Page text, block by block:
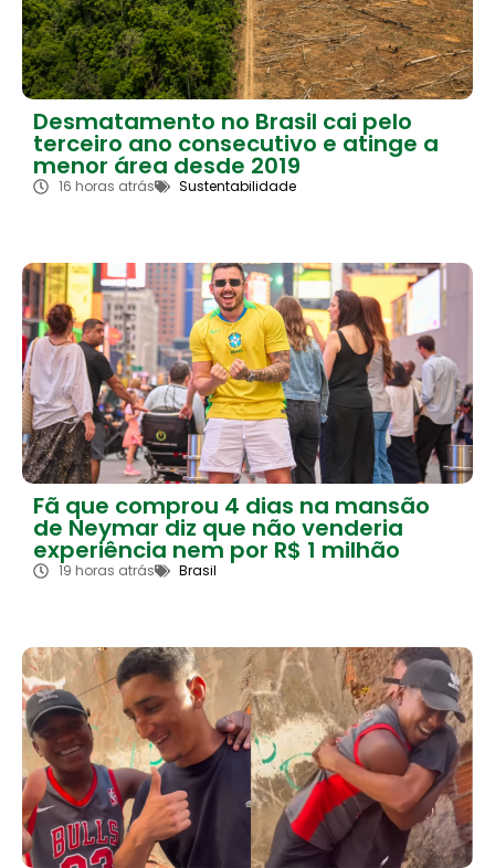
Desmatamento no Brasil cai pelo
terceiro ano consecutivo e atinge a
menor área desde 2019
16 horas atrás Sustentabilidade
Fã que comprou 4 dias na mansão
de Neymar diz que não venderia
experiência nem por R$ 1 milhão
19 horas atrás Brasil